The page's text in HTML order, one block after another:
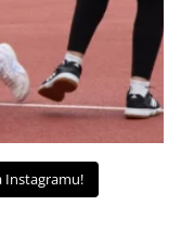
Instagramu!